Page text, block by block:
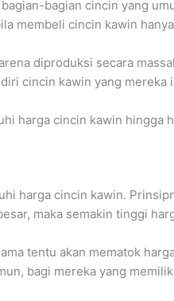
bagian cincin yang
membeli cincin kawin
diproduksi secara
cincin kawin yang mereka
harga cincin kawin hingga
harga cincin kawin.
maka semakin tinggi
tentu akan mematok
bagi mereka yang